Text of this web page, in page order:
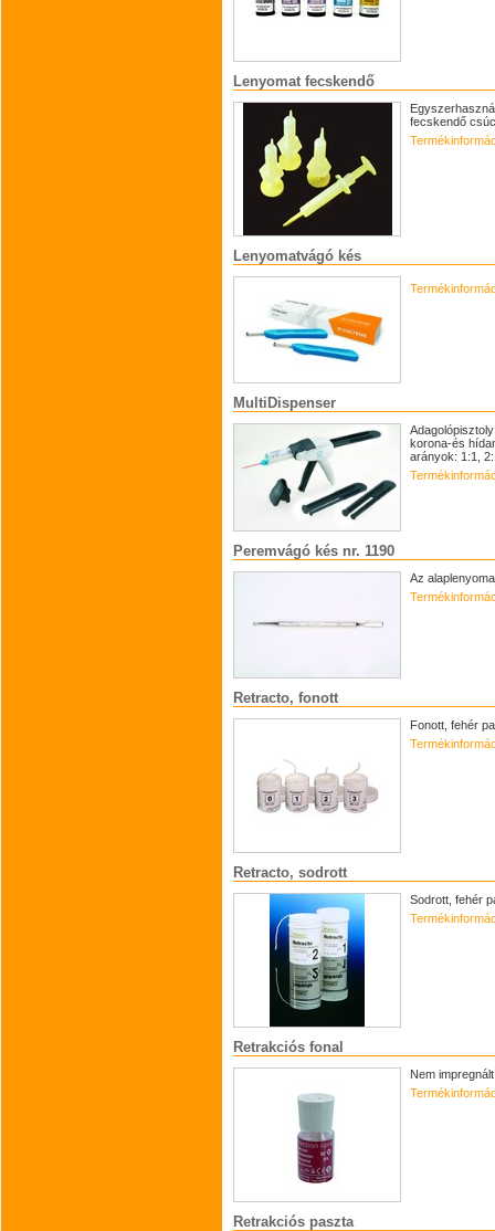
Lenyomat fecskendő
fecskendő
Lenyomatvágó kés
MultiDispenser
korona-és
arányok: 1:1,
Peremvágó kés nr. 1190
Az
Retracto, fonott
Fonott, fehér
Retracto, sodrott
Sodrott, fehér
Retrakciós fonal
Nem
Retrakciós paszta